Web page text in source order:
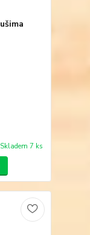
Skladem 7 ks